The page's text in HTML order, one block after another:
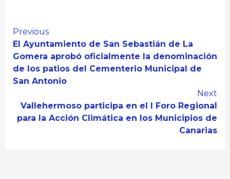
Continue
Reading
Previous
El Ayuntamiento de San Sebastián de La
Gomera aprobó oficialmente la denominación
de los patios del Cementerio Municipal de
San Antonio
Next
Vallehermoso participa en el I Foro Regional
para la Acción Climática en los Municipios de
Canarias